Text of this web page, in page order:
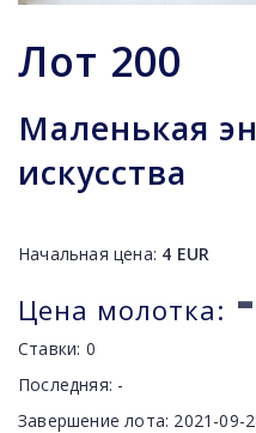
Лот 200
Маленькая
искусства
Начальная цена: 4 EUR
Цена молотка: -
Ставки: 0
Последняя: -
Завершение лота: 2021-09-